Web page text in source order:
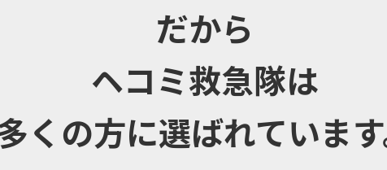
だから
ヘコミ救急隊は
くの方に選ばれていま